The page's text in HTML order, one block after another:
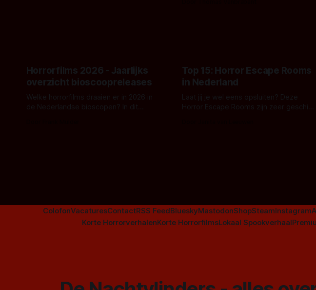
Horrorfilms 2026 - Jaarlijks
overzicht bioscoopreleases
Welke horrorfilms draaien er in 2026 in
de Nederlandse bioscopen? In dit
Top 15: Horror Escape Rooms
in Nederland
Laat jij je wel eens opsluiten? Deze
Horror Escape Rooms zijn zeer geschikt
ColofonVacaturesContactRSS FeedBlueskyMastodonShopSteamInstagram
Korte HorrorverhalenKorte HorrorfilmsLokaal Spookverhaal